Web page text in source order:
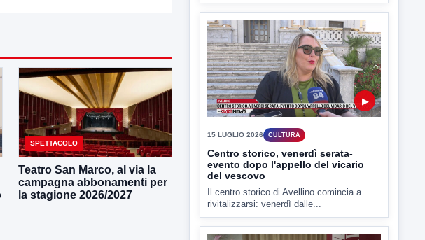
SPETTACOLO
Teatro San Marco, al via la
campagna abbonamenti per
la stagione 2026/2027
▶
15 LUGLIO 2026 CULTURA
Centro storico, venerdì serata-
evento dopo l'appello del vicario
del vescovo
Il centro storico di Avellino comincia a
rivitalizzarsi: venerdì dalle...
▶